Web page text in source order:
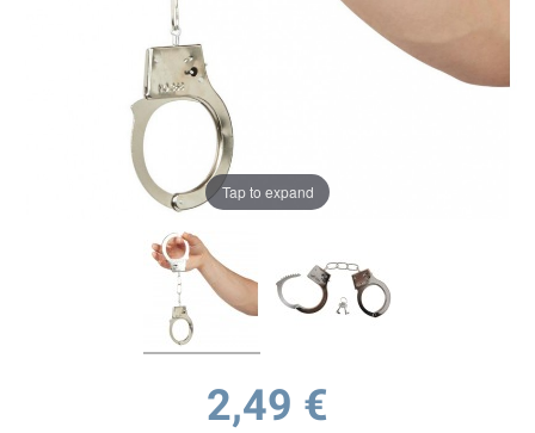
Tap to expand
2,49 €